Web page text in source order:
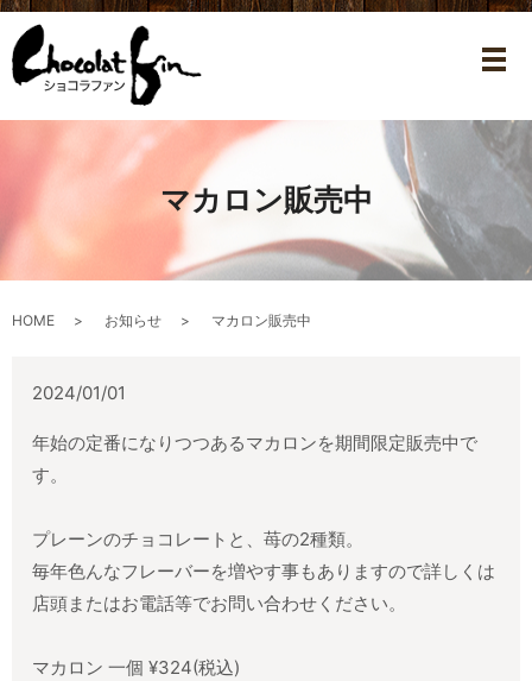
メ
マカロン販売中
HOME お知らせ マカロン販売中
2024/01/01
年始の定番になりつつあるマカロンを期間限定販売中で
す。
プレーンのチョコレートと、苺の2種類。
毎年色んなフレーバーを増やす事もありますので詳しくは
店頭またはお電話等でお問い合わせください。
マカロン 一個 ¥324(税込)